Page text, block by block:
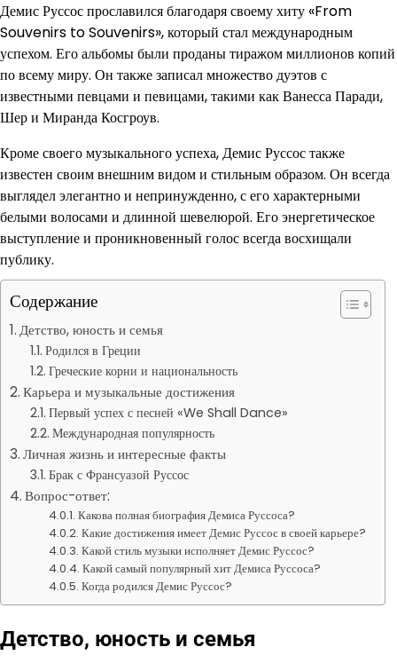
Демис Руссос прославился благодаря своему хиту «From
Souvenirs to Souvenirs», который стал международным
успехом. Его альбомы были проданы тиражом миллионов копий
по всему миру. Он также записал множество дуэтов с
известными певцами и певицами, такими как Ванесса Паради,
Шер и Миранда Косгроув.
Кроме своего музыкального успеха, Демис Руссос также
известен своим внешним видом и стильным образом. Он всегда
выглядел элегантно и непринужденно, с его характерными
белыми волосами и длинной шевелюрой. Его энергетическое
выступление и проникновенный голос всегда восхищали
публику.
Содержание
Детство, юность и семья
Родился в Греции
Греческие корни и национальность
Карьера и музыкальные достижения
Первый успех с песней «We Shall Dance»
Международная популярность
Личная жизнь и интересные факты
Брак с Франсуазой Руссос
Вопрос-ответ:
Какова полная биография Демиса Руссоса?
Какие достижения имеет Демис Руссос в своей карьере?
Какой стиль музыки исполняет Демис Руссос?
Какой самый популярный хит Демиса Руссоса?
Когда родился Демис Руссос?
Детство, юность и семья